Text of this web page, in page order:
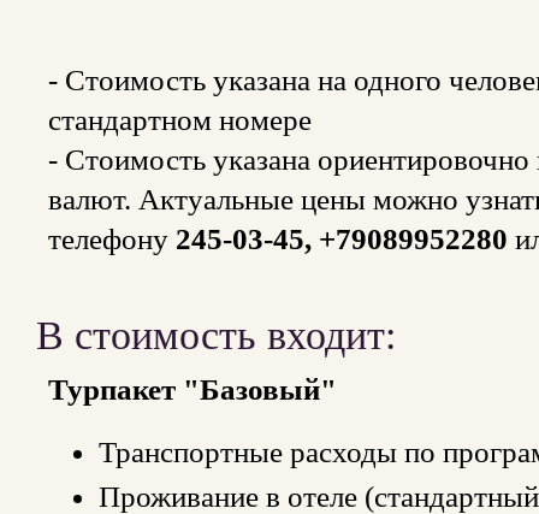
- Стоимость указана на одного
стандартном номере
- Стоимость указана ориентировочно
валют. Актуальные цены можно
телефону 245-03-45, +79089952280
В стоимость входит:
Турпакет "Базовый"
Транспортные расходы по
Проживание в отеле